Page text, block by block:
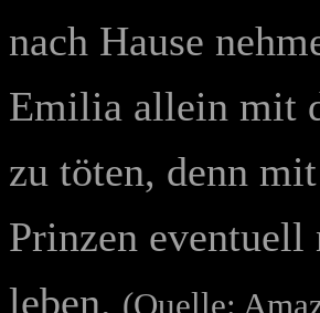
nach Hause
Emilia allein mit
zu töten, denn
Prinzen
leben. (Quelle: